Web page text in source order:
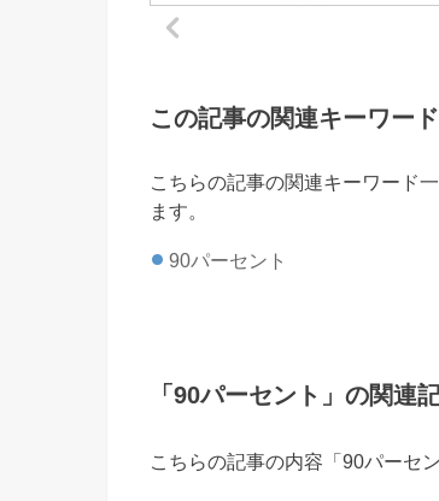
この記事の関連キーワード
こちらの記事の関連キーワード
ます。
90パーセント
「90パーセント」の関連
こちらの記事の内容「90パーセ